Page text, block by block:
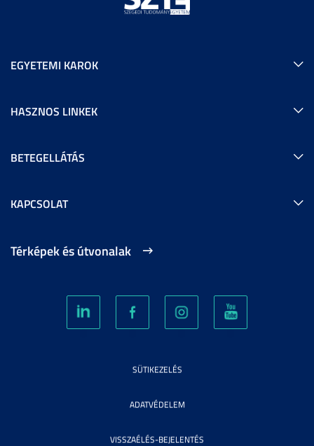
EGYETEMI KAROK
HASZNOS LINKEK
BETEGELLÁTÁS
KAPCSOLAT
Térképek és útvonalak
SÜTIKEZELÉS
ADATVÉDELEM
VISSZAÉLÉS-BEJELENTÉS